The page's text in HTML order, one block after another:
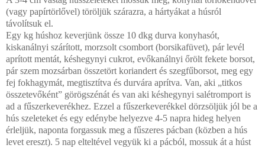
(vagy papírtörlővel) töröljük szárazra, a hártyákat a húsról
távolítsuk el.
Egy kg húshoz keverjünk össze 10 dkg durva konyhasót,
kiskanálnyi szárított, morzsolt csombort (borsikafüvet), pár levél
aprított mentát, késhegynyi cukrot, evőkanálnyi őrölt fekete borsot,
pár szem mozsárban összetört koriandert és szegfűborsot, meg egy
fej fokhagymát, megtisztítva és durvára aprítva. Van, aki „titkos
összetevőként” görögszénát és van aki késhegynyi salétromport is
ad a fűszerkeverékhez. Ezzel a fűszerkeverékkel dörzsöljük jól be a
hús szeleteket és egy edénybe helyezve 4-5 napra hideg helyen
érleljük, naponta forgassuk meg a fűszeres pácban (közben a hús
levet ereszt). 5 nap elteltével vegyük ki a pácból, mossuk át a húst